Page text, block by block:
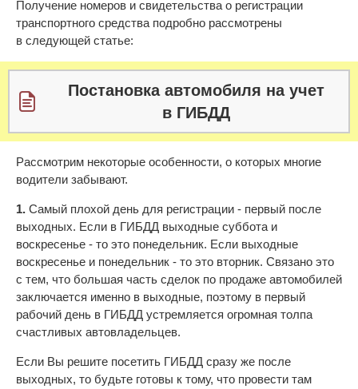
Получение номеров и свидетельства о регистрации
транспортного средства подробно рассмотрены
в следующей статье:
Постановка автомобиля на учет
в ГИБДД
Рассмотрим некоторые особенности, о которых многие
водители забывают.
1. Самый плохой день для регистрации - первый после
выходных. Если в ГИБДД выходные суббота и
воскресенье - то это понедельник. Если выходные
воскресенье и понедельник - то это вторник. Связано это
с тем, что большая часть сделок по продаже автомобилей
заключается именно в выходные, поэтому в первый
рабочий день в ГИБДД устремляется огромная толпа
счастливых автовладельцев.
Если Вы решите посетить ГИБДД сразу же после
выходных, то будьте готовы к тому, что провести там